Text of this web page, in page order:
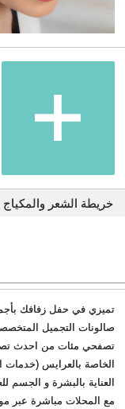
خريطة الشعر
تميزي في حفل زفافك
تصفحي مئات من احدث
الخاصة بالعرايس (خدمات
العناية بالبشرة و الجسم
مع المحلات مباشرة عبر